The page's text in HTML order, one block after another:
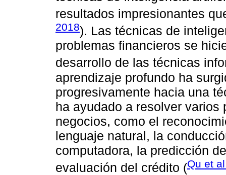
resultados impresionantes
2018). Las técnicas de
problemas financieros se
desarrollo de las técnicas
aprendizaje profundo ha
progresivamente hacia una
ha ayudado a resolver
negocios, como el
lenguaje natural, la
computadora, la predicción
evaluación del crédito (Qu et